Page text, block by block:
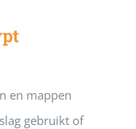
en mappen
gebruikt of